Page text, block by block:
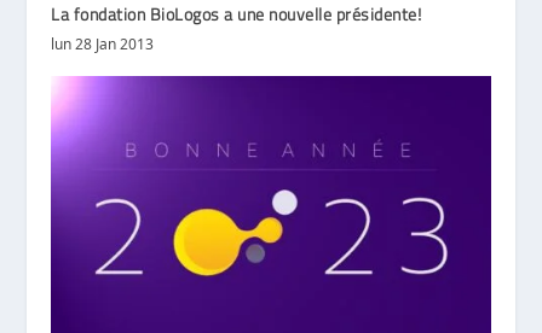
La fondation BioLogos a une nouvelle présidente!
lun 28 Jan 2013